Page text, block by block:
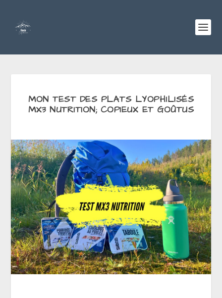
MON TEST DES PLATS LYOPHILISÉS
MX3 NUTRITION; COPIEUX ET GOÛTUS